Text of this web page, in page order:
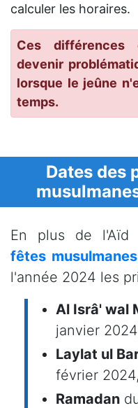
calculer les horaires.
Ces différences
devenir
lorsque le jeûne
temps.
Dates des
En plus de l'Aïd
fêtes musulmanes
l'année 2024 les
Al Isrâ' wal
janvier
Laylat ul
février 2024,
Ramadan